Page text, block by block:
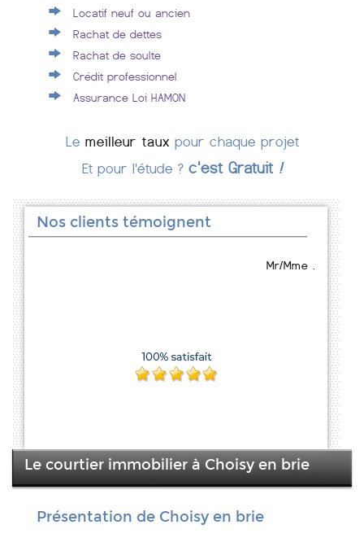
Locatif neuf ou ancien
Rachat de dettes
Rachat de soulte
Crédit professionnel
Assurance Loi HAMON
Le meilleur taux pour chaque projet
Et pour l'étude ? c'est Gratuit !
Nos clients témoignent
Mr/Mme .
Le courtier immobilier à Choisy en brie
Présentation de Choisy en brie